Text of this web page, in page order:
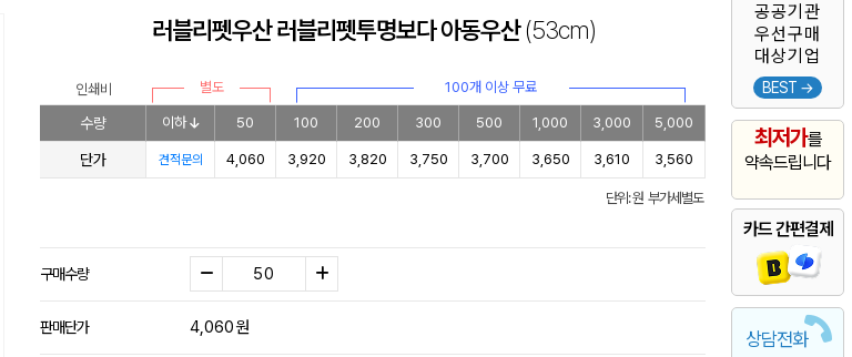
공공기관
우선구매
대상기업
BEST →
최저가를
약속드립니다
카드 간편결제
상담전화
러블리펫우산 러블리펫투명보다 아동우산(53cm)
인쇄비 별도 100개 이상 무료
수량 이하 50 100 200 300 500 1,000 3,000 5,000
단가 견적문의 4,060 3,920 3,820 3,750 3,700 3,650 3,610 3,560
단위: 원 부가세별도
구매수량
판매단가 4,060원